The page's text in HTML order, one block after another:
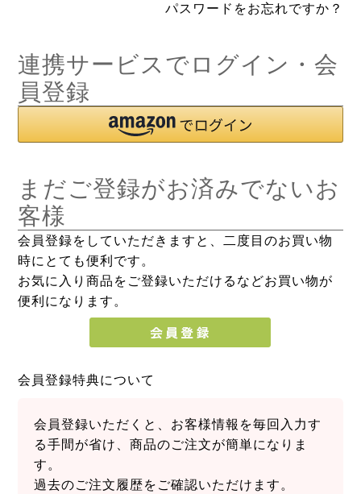
パスワードをお忘れですか？
連携サービスでログイン・会
員登録
まだご登録がお済みでないお
客様
会員登録をしていただきますと、二度目のお買い物
時にとても便利です。
お気に入り商品をご登録いただけるなどお買い物が
便利になります。
会員登録特典について
会員登録いただくと、お客様情報を毎回入力す
る手間が省け、商品のご注文が簡単になりま
す。
過去のご注文履歴をご確認いただけます。